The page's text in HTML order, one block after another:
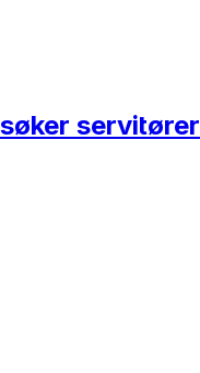
servitører